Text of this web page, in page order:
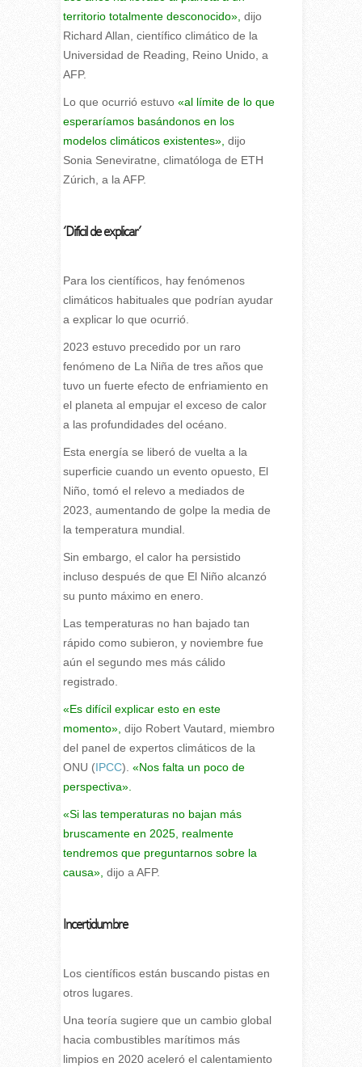
territorio totalmente desconocido», dijo
Richard Allan, científico climático de la
Universidad de Reading, Reino Unido, a
AFP.
Lo que ocurrió estuvo «al límite de lo que
esperaríamos basándonos en los
modelos climáticos existentes», dijo
Sonia Seneviratne, climatóloga de ETH
Zúrich, a la AFP.
‘Difícil de explicar’
Para los científicos, hay fenómenos
climáticos habituales que podrían ayudar
a explicar lo que ocurrió.
2023 estuvo precedido por un raro
fenómeno de La Niña de tres años que
tuvo un fuerte efecto de enfriamiento en
el planeta al empujar el exceso de calor
a las profundidades del océano.
Esta energía se liberó de vuelta a la
superficie cuando un evento opuesto, El
Niño, tomó el relevo a mediados de
2023, aumentando de golpe la media de
la temperatura mundial.
Sin embargo, el calor ha persistido
incluso después de que El Niño alcanzó
su punto máximo en enero.
Las temperaturas no han bajado tan
rápido como subieron, y noviembre fue
aún el segundo mes más cálido
registrado.
«Es difícil explicar esto en este
momento», dijo Robert Vautard, miembro
del panel de expertos climáticos de la
ONU (IPCC). «Nos falta un poco de
perspectiva».
«Si las temperaturas no bajan más
bruscamente en 2025, realmente
tendremos que preguntarnos sobre la
causa», dijo a AFP.
Incertidumbre
Los científicos están buscando pistas en
otros lugares.
Una teoría sugiere que un cambio global
hacia combustibles marítimos más
limpios en 2020 aceleró el calentamiento